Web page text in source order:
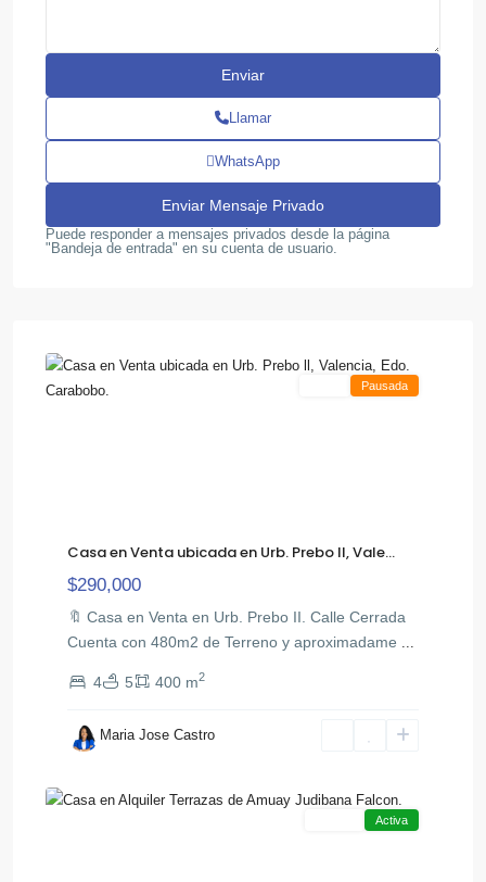
Llamar
WhatsApp
Puede responder a mensajes privados desde la página
"Bandeja de entrada" en su cuenta de usuario.
Pausada
Casa en Venta ubicada en Urb. Prebo ll, Vale...
$290,000
🔖 Casa en Venta en Urb. Prebo II. Calle Cerrada
Cuenta con 480m2 de Terreno y aproximadame
4 5 400 m2
Maria Jose Castro
Activa